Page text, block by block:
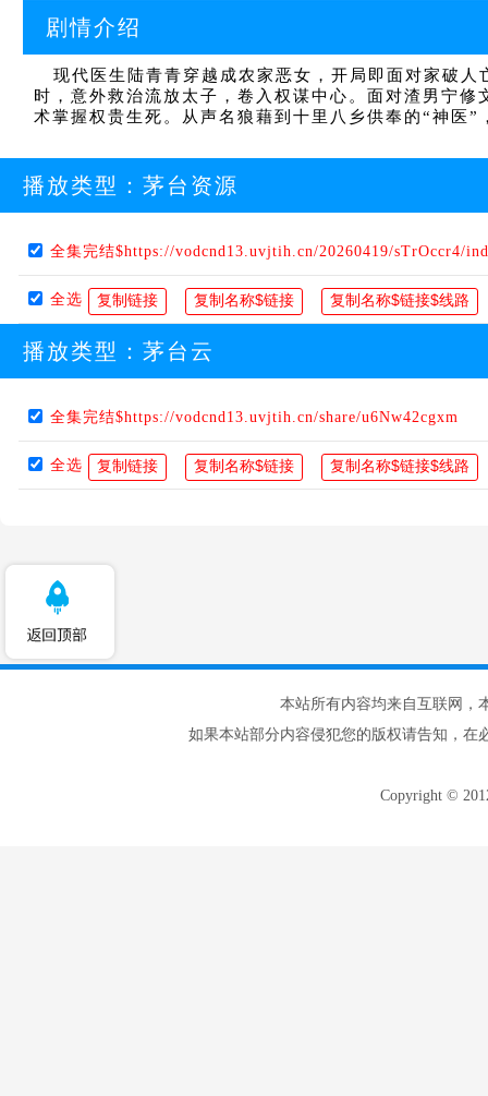
剧情介绍
现代医生陆青青穿越成农家恶女，开局即面对家破人
时，意外救治流放太子，卷入权谋中心。面对渣男宁
术掌握权贵生死。从声名狼藉到十里八乡供奉的“神医
播放类型： 茅台资源
全集完结$https://vodcnd13.uvjtih.cn/20260419/sTrOccr4/
全选
播放类型： 茅台云
全集完结$https://vodcnd13.uvjtih.cn/share/u6Nw42cgxm
全选
本站所有内容均来自互联网，
如果本站部分内容侵犯您的版权请告知，在
Copyright ©